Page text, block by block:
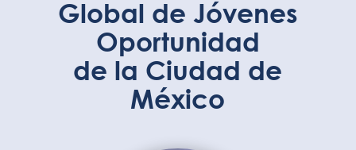
Global de Jóvenes
Oportunidad
de la Ciudad de
México